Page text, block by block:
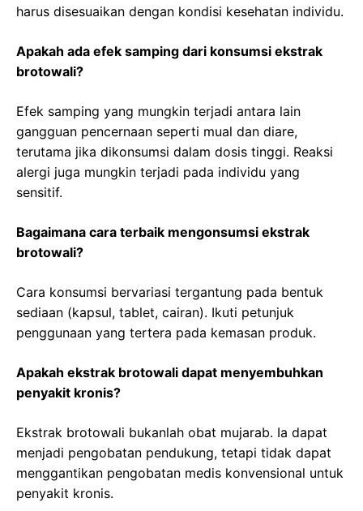
harus disesuaikan dengan kondisi kesehatan individu.
Apakah ada efek samping dari konsumsi ekstrak
brotowali?
Efek samping yang mungkin terjadi antara lain
gangguan pencernaan seperti mual dan diare,
terutama jika dikonsumsi dalam dosis tinggi. Reaksi
alergi juga mungkin terjadi pada individu yang
sensitif.
Bagaimana cara terbaik mengonsumsi ekstrak
brotowali?
Cara konsumsi bervariasi tergantung pada bentuk
sediaan (kapsul, tablet, cairan). Ikuti petunjuk
penggunaan yang tertera pada kemasan produk.
Apakah ekstrak brotowali dapat menyembuhkan
penyakit kronis?
Ekstrak brotowali bukanlah obat mujarab. Ia dapat
menjadi pengobatan pendukung, tetapi tidak dapat
menggantikan pengobatan medis konvensional untuk
penyakit kronis.